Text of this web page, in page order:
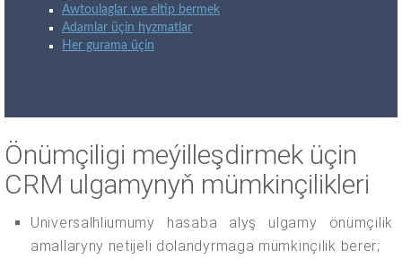
Awtoulaglar we eltip bermek
Adamlar üçin hyzmatlar
Her gurama üçin
Önümçiligi meýilleşdirmek üçin
CRM ulgamynyň mümkinçilikleri
Universalhliumumy hasaba alyş ulgamy önümçilik
amallaryny netijeli dolandyrmaga mümkinçilik berer;